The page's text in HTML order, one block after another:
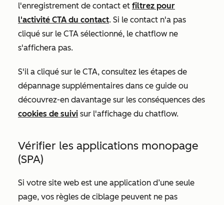
l'enregistrement de contact et filtrez pour
l'activité CTA du contact. Si le contact n'a pas
cliqué sur le CTA sélectionné, le chatflow ne
s'affichera pas.
S'il a cliqué sur le CTA, consultez les étapes de
dépannage supplémentaires dans ce guide ou
découvrez-en davantage sur les conséquences des
cookies de suivi sur l'affichage du chatflow.
Vérifier les applications monopage
(SPA)
Si votre site web est une application d’une seule
page, vos règles de ciblage peuvent ne pas